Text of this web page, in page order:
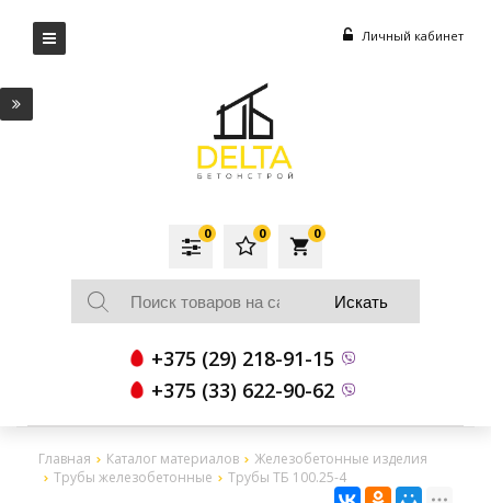
Личный кабинет
local_grocery_store
0
0
0
+375 (29) 218-91-15
+375 (33) 622-90-62
Главная Каталог материалов
Железобетонные изделия
Трубы железобетонные
Трубы ТБ 100.25-4